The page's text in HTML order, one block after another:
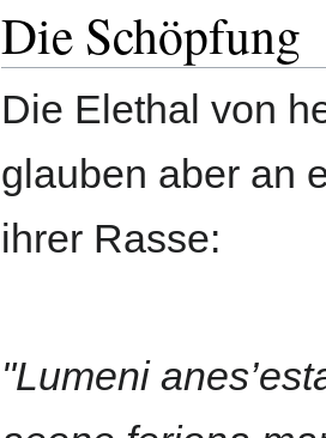
Die Schöpfung
Die Elethal von
glauben aber an
ihrer Rasse:
"Lumeni